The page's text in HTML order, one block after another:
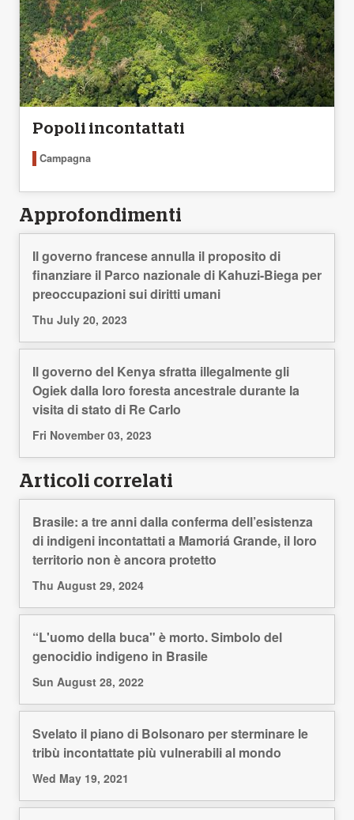
Popoli incontattati
Campagna
Approfondimenti
Il governo francese annulla il proposito di
finanziare il Parco nazionale di Kahuzi-Biega per
preoccupazioni sui diritti umani
Thu July 20, 2023
Il governo del Kenya sfratta illegalmente gli
Ogiek dalla loro foresta ancestrale durante la
visita di stato di Re Carlo
Fri November 03, 2023
Articoli correlati
Brasile: a tre anni dalla conferma dell’esistenza
di indigeni incontattati a Mamoriá Grande, il loro
territorio non è ancora protetto
Thu August 29, 2024
“L'uomo della buca" è morto. Simbolo del
genocidio indigeno in Brasile
Sun August 28, 2022
Svelato il piano di Bolsonaro per sterminare le
tribù incontattate più vulnerabili al mondo
Wed May 19, 2021